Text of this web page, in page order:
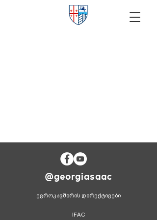
@georgiasaac
ევროკავშირის დირექტივები
IFAC